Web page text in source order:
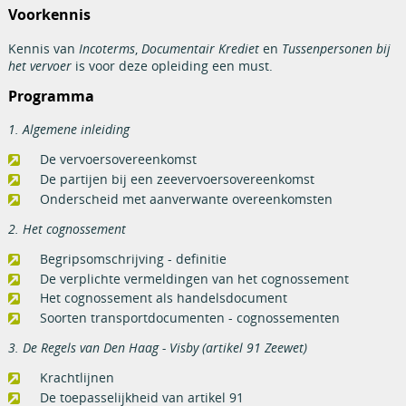
Voorkennis
Kennis van Incoterms, Documentair Krediet en Tussenpersonen bij
het vervoer is voor deze opleiding een must.
Programma
1. Algemene inleiding
De vervoersovereenkomst
De partijen bij een zeevervoersovereenkomst
Onderscheid met aanverwante overeenkomsten
2. Het cognossement
Begripsomschrijving - definitie
De verplichte vermeldingen van het cognossement
Het cognossement als handelsdocument
Soorten transportdocumenten - cognossementen
3. De Regels van Den Haag - Visby (artikel 91 Zeewet)
Krachtlijnen
De toepasselijkheid van artikel 91